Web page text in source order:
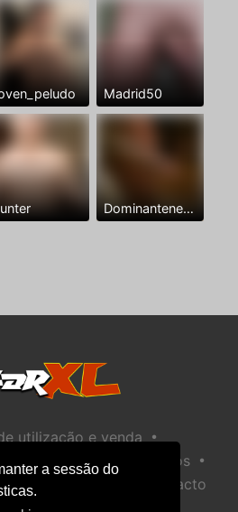
a sessão do
Madrid50
Dominantenegro ya
utilização e venda •
Política de Biscoitos •
Infantil Ajuda / Contacto